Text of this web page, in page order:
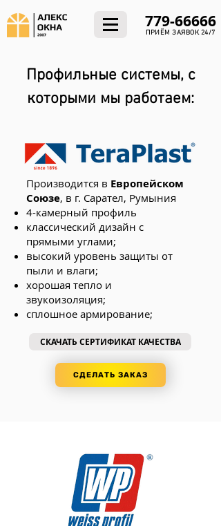
779-66666
ПРИЁМ ЗАЯВОК 24/7
Профильные системы, с
которыми мы работаем:
Производится в Европейском
Союзе, в г. Сарател, Румыния
4-камерный профиль
классический дизайн с
прямыми углами;
высокий уровень защиты от
пыли и влаги;
хорошая тепло и
звукоизоляция;
сплошное армирование;
СКАЧАТЬ СЕРТИФИКАТ КАЧЕСТВА
СДЕЛАТЬ ЗАКАЗ